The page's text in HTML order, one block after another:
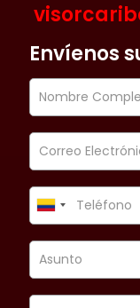
Envíenos